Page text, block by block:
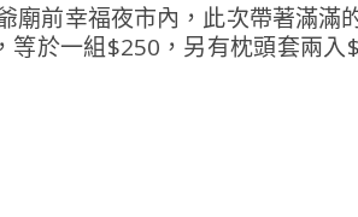
廟前幸福夜市內，此次帶著滿滿
於一組$250，另有枕頭套兩入